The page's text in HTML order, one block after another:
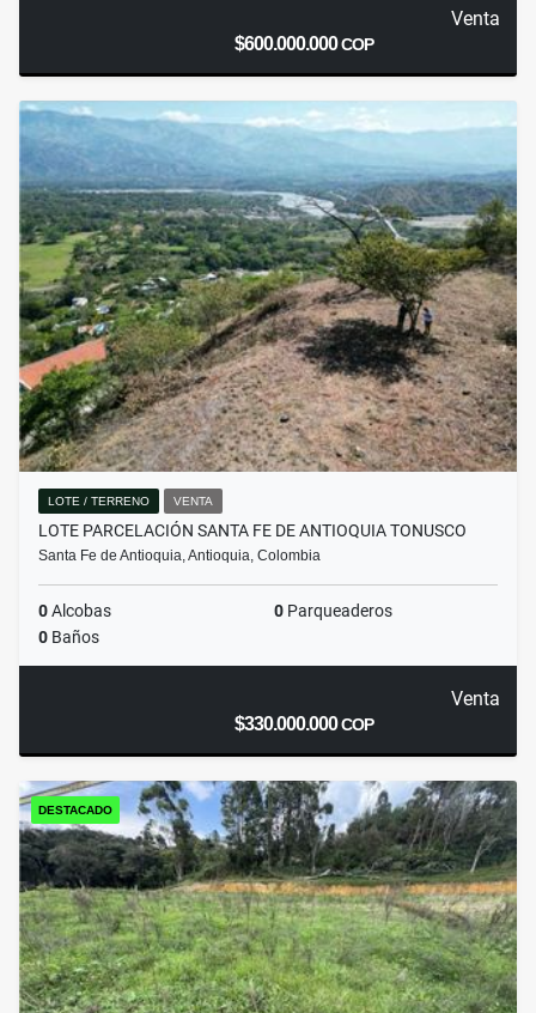
Venta
$600.000.000COP
LOTE / TERRENO VENTA
LOTE PARCELACIÓN SANTA FE DE ANTIOQUIA TONUSCO
Santa Fe de Antioquia, Antioquia, Colombia
0Alcobas 0 Parqueaderos
0 Baños
Venta
$330.000.000COP
DESTACADO